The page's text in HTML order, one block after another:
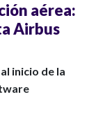
aérea:
Airbus
inicio de la